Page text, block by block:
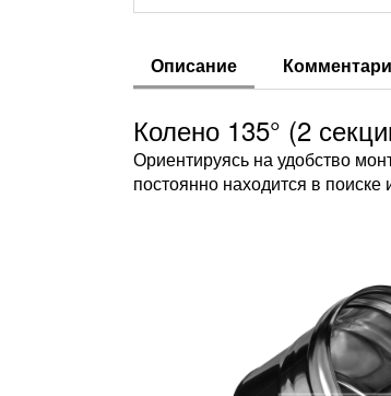
Описание
Колено 135° (2
Ориентируясь на удобство
постоянно находится в